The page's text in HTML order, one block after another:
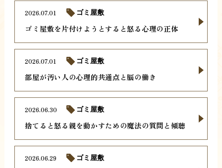
ゴミ屋敷を片付けようとすると怒る心理の正体
2026.07.01 ゴミ屋敷
部屋が汚い人の心理的共通点と脳の働き
2026.07.01 ゴミ屋敷
捨てると怒る親を動かすための魔法の質問と傾聴
2026.06.30 ゴミ屋敷
2026.06.29 ゴミ屋敷